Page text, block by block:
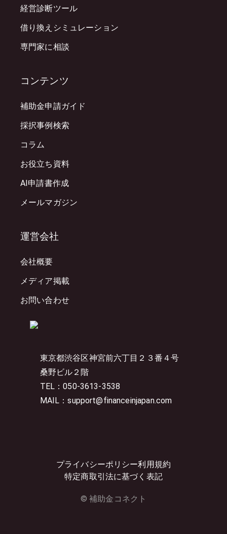
東京都渋谷区神宮前六丁目２３番４号
桑野ビル２階
TEL：050-3613-3538
MAIL：support@financeinjapan.com
プライバシーポリシー利用規約
特定商取引法に基づく表記
© 補助金コネクト
経営診断ツール
借り換えシミュレーション
専門家に相談
コンテンツ
補助金申請ガイド
採択事例検索
コラム
お役立ち資料
AI申請書作成
メールマガジン
運営会社
会社概要
メディア掲載
お問い合わせ